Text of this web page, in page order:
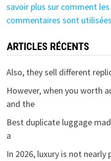
savoir plus sur comment
commentaires sont utilisées
ARTICLES RÉCENTS
Also, they sell different
However, when you worth
and the
Best duplicate luggage
a
In 2026, luxury is not nearly